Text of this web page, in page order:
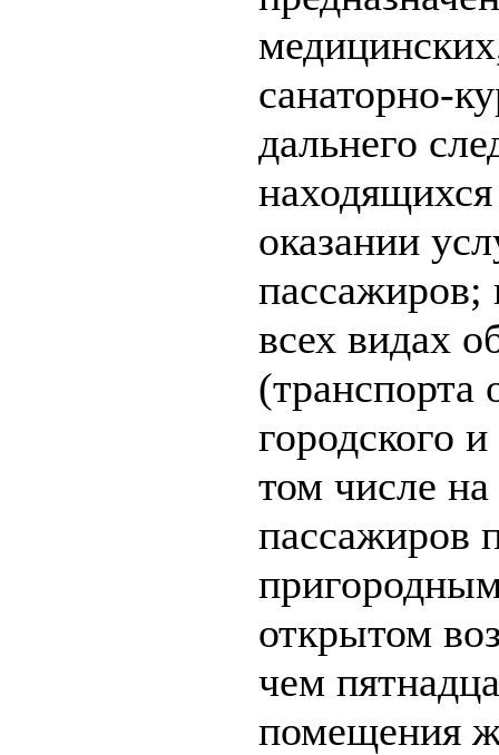
санаторно-
дальнего
оказании
пассажиров;
всех видах
(транспорта
городского
том числе на
пассажиров
открытом
чем
помещения